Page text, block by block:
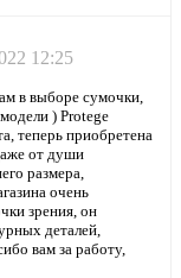
12:25
в выборе сумочки,
) Protege
теперь приобретена
от души
размера,
очень
зрения, он
деталей,
вам за работу,